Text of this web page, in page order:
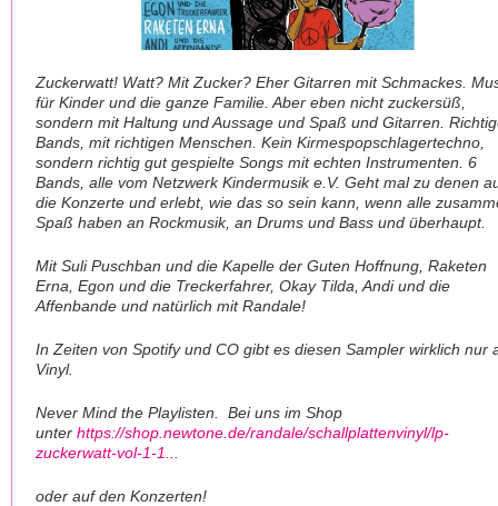
Zuckerwatt! Watt? Mit Zucker? Eher Gitarren mit Schmackes.
für Kinder und die ganze Familie. Aber eben nicht zuckersüß,
sondern mit Haltung und Aussage und Spaß und Gitarren.
Bands, mit richtigen Menschen. Kein Kirmespopschlagertechno,
sondern richtig gut gespielte Songs mit echten Instrumenten. 6
Bands, alle vom Netzwerk Kindermusik e.V. Geht mal zu denen
die Konzerte und erlebt, wie das so sein kann, wenn alle
Spaß haben an Rockmusik, an Drums und Bass und überhaupt.
Mit Suli Puschban und die Kapelle der Guten Hoffnung, Raketen
Erna, Egon und die Treckerfahrer, Okay Tilda, Andi und die
Affenbande und natürlich mit Randale!
In Zeiten von Spotify und CO gibt es diesen Sampler wirklich nur
Vinyl.
Never Mind the Playlisten. Bei uns im Shop
unter https://shop.newtone.de/randale/schallplattenvinyl/lp-
zuckerwatt-vol-1-1...
oder auf den Konzerten!